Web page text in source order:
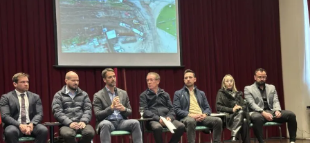
NÃO SE ESQUEÇA
Estado inicia repasse de R$ 179,7 milhões para sistemas de
proteção contra cheias de Canoas